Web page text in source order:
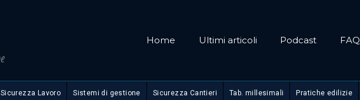
Home Ultimi articoli Podcast FAQ
Sicurezza Lavoro Sistemi di gestione Sicurezza Cantieri Tab. millesimali Pratiche edilizie